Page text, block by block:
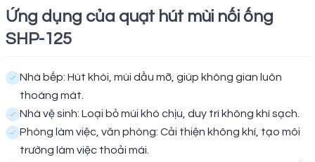
Ứng dụng của quạt hút mùi nối ống
SHP-125
Nhà bếp: Hút khói, mùi dầu mỡ, giúp không gian luôn
thoáng mát.
Nhà vệ sinh: Loại bỏ mùi khó chịu, duy trì không khí sạch.
Phòng làm việc, văn phòng: Cải thiện không khí, tạo môi
trường làm việc thoải mái.